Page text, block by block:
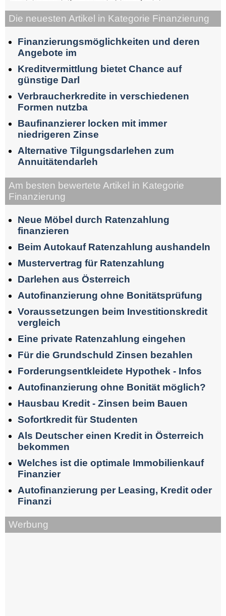
Die neuesten Artikel in Kategorie Finanzierung
Finanzierungsmöglichkeiten und deren
Angebote im
Kreditvermittlung bietet Chance auf
günstige Darl
Verbraucherkredite in verschiedenen
Formen nutzba
Baufinanzierer locken mit immer
niedrigeren Zinse
Alternative Tilgungsdarlehen zum
Annuitätendarleh
Am besten bewertete Artikel in Kategorie
Finanzierung
Neue Möbel durch Ratenzahlung
finanzieren
Beim Autokauf Ratenzahlung aushandeln
Mustervertrag für Ratenzahlung
Darlehen aus Österreich
Autofinanzierung ohne Bonitätsprüfung
Voraussetzungen beim Investitionskredit
vergleich
Eine private Ratenzahlung eingehen
Für die Grundschuld Zinsen bezahlen
Forderungsentkleidete Hypothek - Infos
Autofinanzierung ohne Bonität möglich?
Hausbau Kredit - Zinsen beim Bauen
Sofortkredit für Studenten
Als Deutscher einen Kredit in Österreich
bekommen
Welches ist die optimale Immobilienkauf
Finanzier
Autofinanzierung per Leasing, Kredit oder
Finanzi
Werbung